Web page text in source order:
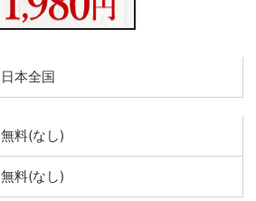
日本全国
無料(なし)
無料(なし)